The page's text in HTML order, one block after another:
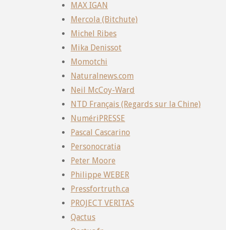
MAX IGAN
Mercola (Bitchute)
Michel Ribes
Mika Denissot
Momotchi
Naturalnews.com
Neil McCoy-Ward
NTD Français (Regards sur la Chine)
NumériPRESSE
Pascal Cascarino
Personocratia
Peter Moore
Philippe WEBER
Pressfortruth.ca
PROJECT VERITAS
Qactus